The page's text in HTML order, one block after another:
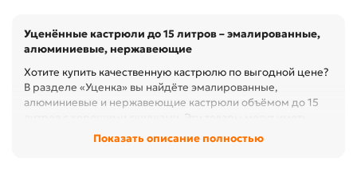
Уценённые кастрюли до 15 литров – эмалированные,
алюминиевые, нержавеющие
Хотите купить качественную кастрюлю по выгодной цене?
В разделе «Уценка» вы найдёте эмалированные,
алюминиевые и нержавеющие кастрюли объёмом до 15
небольшие дефекты (вмятины, царапины, потертости или
Показать описание полностью